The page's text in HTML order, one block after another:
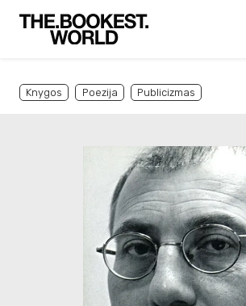
Knygos Poezija Publicizmas